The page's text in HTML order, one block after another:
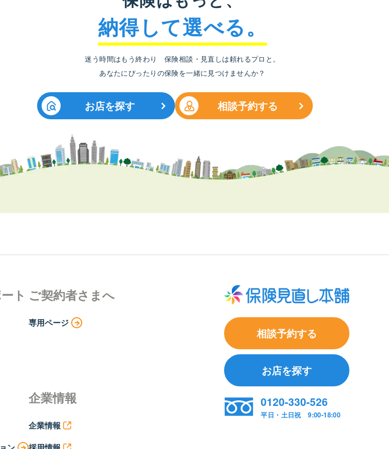
納得して選べる。
迷う時間はもう終わり 保険相談・見直しは頼れるプロと。
あなたにぴったりの保険を一緒に見つけませんか？
お店を探す 相談予約する
相談予約する
お店を探す
0120-330-526
平日・土日祝 9:00-18:00
ト ご契約者さまへ
専用ページ
企業情報
企業情報